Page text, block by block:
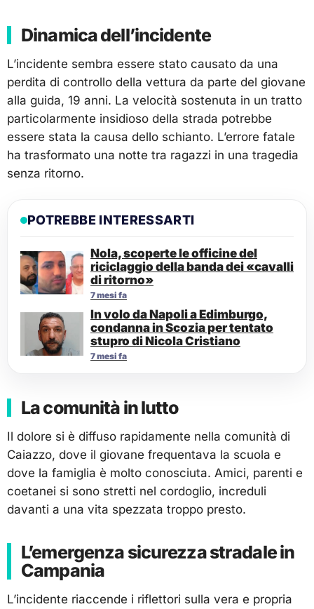
Dinamica dell’incidente
L’incidente sembra essere stato causato da una
perdita di controllo della vettura da parte del giovane
alla guida, 19 anni. La velocità sostenuta in un tratto
particolarmente insidioso della strada potrebbe
essere stata la causa dello schianto. L’errore fatale
ha trasformato una notte tra ragazzi in una tragedia
senza ritorno.
POTREBBE INTERESSARTI
Nola, scoperte le officine del
riciclaggio della banda dei «cavalli
di ritorno»
7 mesi fa
In volo da Napoli a Edimburgo,
condanna in Scozia per tentato
stupro di Nicola Cristiano
7 mesi fa
La comunità in lutto
Il dolore si è diffuso rapidamente nella comunità di
Caiazzo, dove il giovane frequentava la scuola e
dove la famiglia è molto conosciuta. Amici, parenti e
coetanei si sono stretti nel cordoglio, increduli
davanti a una vita spezzata troppo presto.
L’emergenza sicurezza stradale in
Campania
L’incidente riaccende i riflettori sulla vera e propria